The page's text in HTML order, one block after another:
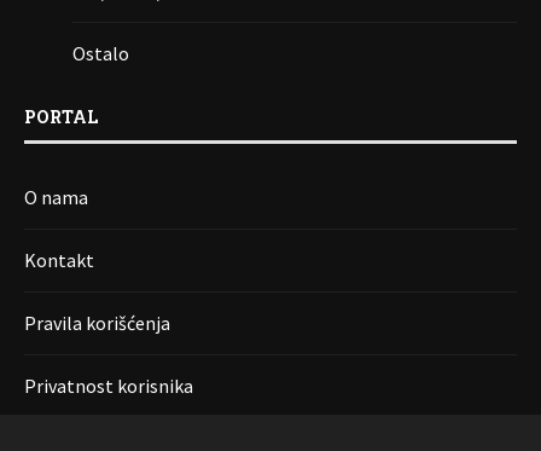
Ostalo
PORTAL
O nama
Kontakt
Pravila korišćenja
Privatnost korisnika